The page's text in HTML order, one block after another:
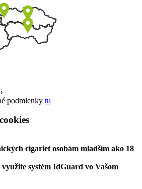
podmienky tu
cigariet osobám mladším ako 18
systém IdGuard vo Vašom